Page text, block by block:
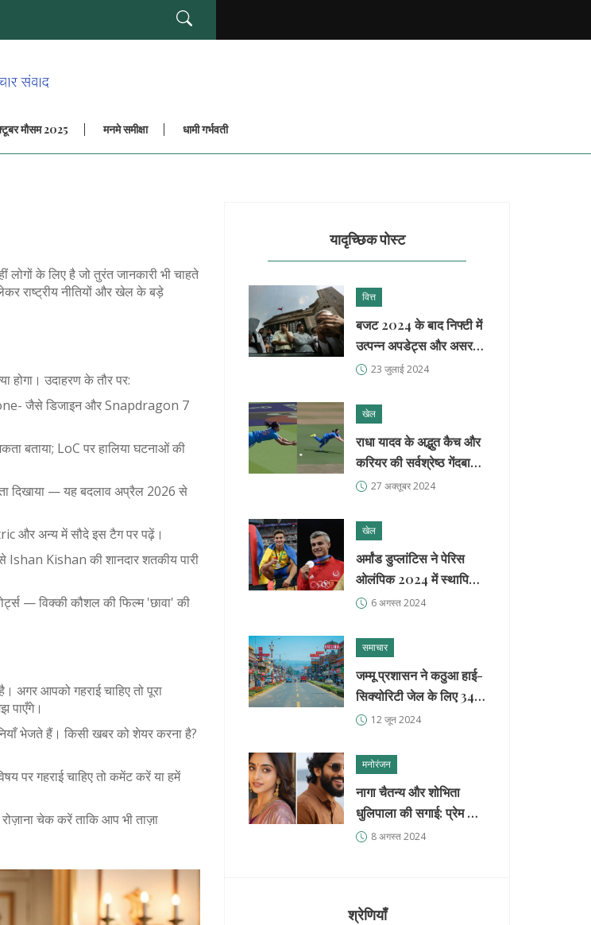
मौसम 2025 मनमे समीक्षा धामी गर्भवती
लोगों के लिए है जो तुरंत जानकारी भी चाहते
राष्ट्रीय नीतियों और खेल के बड़े
उदाहरण के तौर पर:
जैसे डिजाइन और Snapdragon 7
बताया; LoC पर हालिया घटनाओं की
दिखाया — यह बदलाव अप्रैल 2026 से
और अन्य में सौदे इस टैग पर पढ़ें।
Kishan की शानदार शतकीय पारी
— विक्की कौशल की फिल्म 'छावा' की
अगर आपको गहराई चाहिए तो पूरा
पाएँगे।
भेजते हैं। किसी खबर को शेयर करना है?
पर गहराई चाहिए तो कमेंट करें या हमें
चेक करें ताकि आप भी ताज़ा
यादृच्छिक पोस्ट
वित्त
बजट 2024 के बाद निफ्टी में
उत्पन्न अपडेट्स और असर:
क्या साधेगा 24,500 अंक का
23 जुलाई 2024
खेल
राधा यादव के अद्भुत कैच और
करियर की सर्वश्रेष्ठ गेंदबाज़ी:
न्यूज़ीलैंड के खिलाफ दूसरा
27 अक्तूबर 2024
खेल
अर्मांड डुप्लांटिस ने पेरिस
ओलंपिक 2024 में स्थापित
किया पोल वॉल्ट का नया
डिकेक को किया श्रद्धांजलि
6 अगस्त 2024
समाचार
जम्मू प्रशासन ने कठुआ हाई-
सिक्योरिटी जेल के लिए 342
पद सृजित करने की मंजूरी दी
12 जून 2024
मनोरंजन
नागा चैतन्य और शोभिता
धुलिपाला की सगाई: प्रेम और
अटकलों का सफर
8 अगस्त 2024
श्रेणियाँ